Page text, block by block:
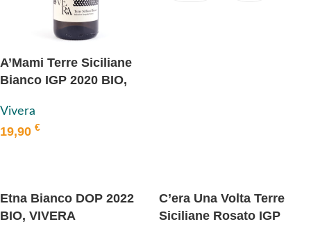
A’Mami Terre Siciliane
Bianco IGP 2020 BIO,
Vivera
19,90 €
Etna Bianco DOP 2022
BIO, VIVERA
C’era Una Volta Terre
Siciliane Rosato IGP